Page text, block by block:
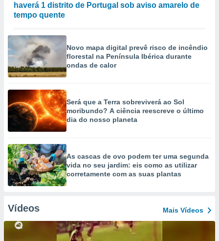
haverá 1 distrito de Portugal sob aviso amarelo de
tempo quente
Novo mapa digital prevê risco de incêndio
florestal na Península Ibérica durante
ondas de calor
Será que a Terra sobreviverá ao Sol
moribundo? A ciência reescreve o último
dia do nosso planeta
As cascas de ovo podem ter uma segunda
vida no seu jardim: eis como as utilizar
corretamente com as suas plantas
Vídeos Mais Vídeos